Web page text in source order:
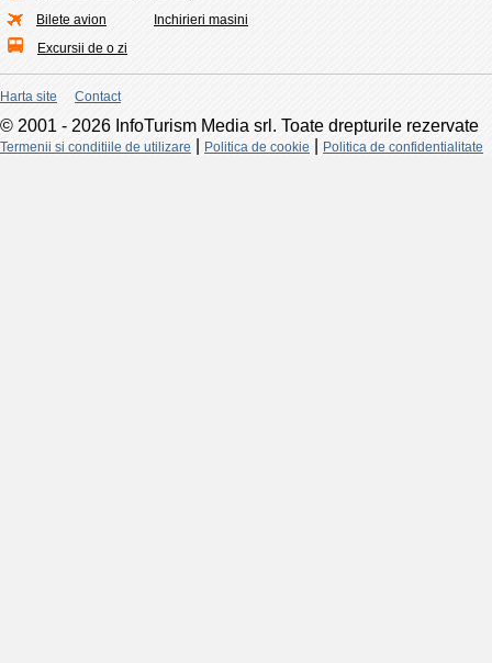
Bilete avion
Excursii de o zi
Inchirieri masini
Harta site Contact
© 2001 - 2026 InfoTurism Media srl. Toate drepturile rezervate
Termenii si conditiile de utilizare Politica de cookie Politica de confidentialitate